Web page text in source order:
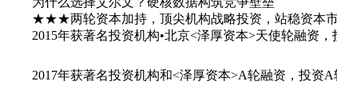
★★★两轮资本加持，顶尖机构战略投资，站稳资本市
2015年获著名投资机构•北京<泽厚资本>天使轮融资，
2017年获著名投资机构和<泽厚资本>A轮融资，投资A